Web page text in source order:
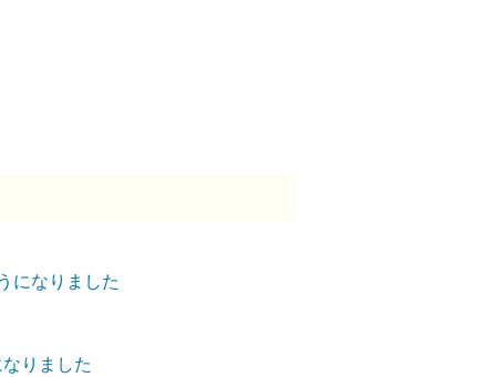
になりました
りました